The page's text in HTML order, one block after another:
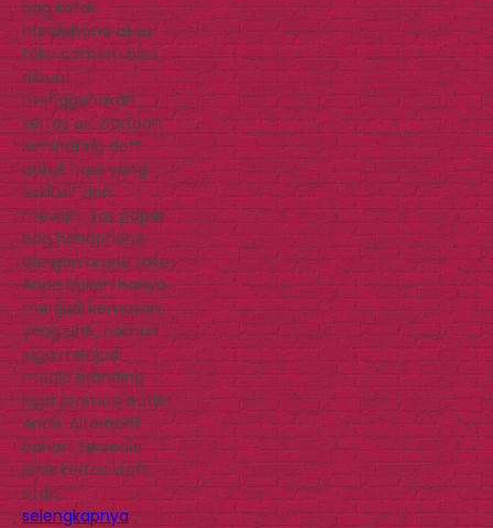
bag kotak
handphone atau
toko camera bisa
dibuat
menggunakan
kertas art cartoon
laminating doff
untuk hasil yang
esklusif dan
mewah. Tas paper
bag handphone
dengan brand toko
Anda bukan hanya
menjadi kemasan
yang unik, namun
juga menjadi
media branding
juga promosi outlet
Anda. Alternatif
bahan, tersedia
jenis kertas kraft
atau…
selengkapnya